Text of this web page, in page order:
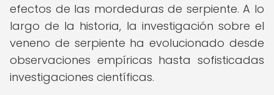
efectos de las mordeduras de serpiente. A lo
largo de la historia, la investigación sobre el
veneno de serpiente ha evolucionado desde
observaciones empíricas hasta sofisticadas
investigaciones científicas.